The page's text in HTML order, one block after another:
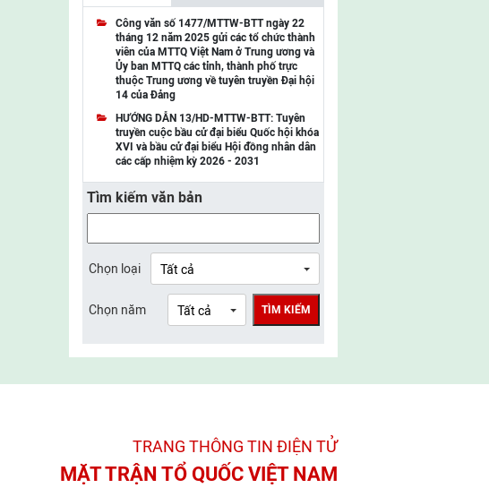
UBMTTQ Việt Nam tỉnh Cao Bằng
UBMTTQ Việt Nam tỉnh Lạng Sơn
UBMTTQ Việt Nam tỉnh Lai Châu
UBMTTQ Việt Nam tỉnh Điện Biên
UBMTTQ Việt Nam tỉnh Sơn La
UBMTTQ Việt Nam tỉnh Thanh Hóa
UBMTTQ Việt Nam tỉnh Nghệ An
UBMTTQ Việt Nam tỉnh Lào Cai
UBMTTQ Việt Nam tỉnh Thái Nguyên
UBMTTQ Việt Nam tỉnh Bắc Ninh
UBMTTQ Việt Nam tỉnh Ninh Bình
UBMTTQ Việt Nam tỉnh Quảng Trị
Công văn số 1477/MTTW-BTT ngày 22
tháng 12 năm 2025 gửi các tổ chức thành
viên của MTTQ Việt Nam ở Trung ương và
Ủy ban MTTQ các tỉnh, thành phố trực
thuộc Trung ương về tuyên truyền Đại hội
14 của Đảng
HƯỚNG DẪN 13/HD-MTTW-BTT: Tuyên
truyền cuộc bầu cử đại biểu Quốc hội khóa
XVI và bầu cử đại biểu Hội đồng nhân dân
các cấp nhiệm kỳ 2026 - 2031
Tìm kiếm văn bản
Chọn loại
Chọn năm TÌM KIẾM
TRANG THÔNG TIN ĐIỆN TỬ­
MẶT TRẬN TỔ QUỐC VIỆT NAM